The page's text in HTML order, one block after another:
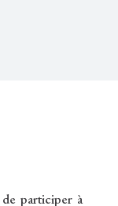
participer à